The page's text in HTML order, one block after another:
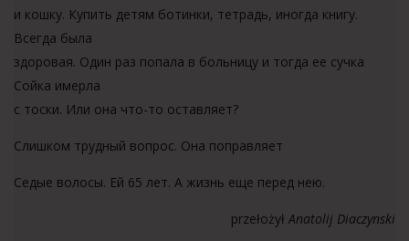
и кошку. Купить детям ботинки, тетрадь, иногда книгу.
Всегда была
здоровая. Один раз попала в больницу и тогда ее сучка
Сойка имерла
с тоски. Или она что-то оставляет?
Слишком трудный вопрос. Она поправляет
Седые волосы. Ей 65 лет. А жизнь еще перед нею.
przełożyłAnatolij Diaczynski